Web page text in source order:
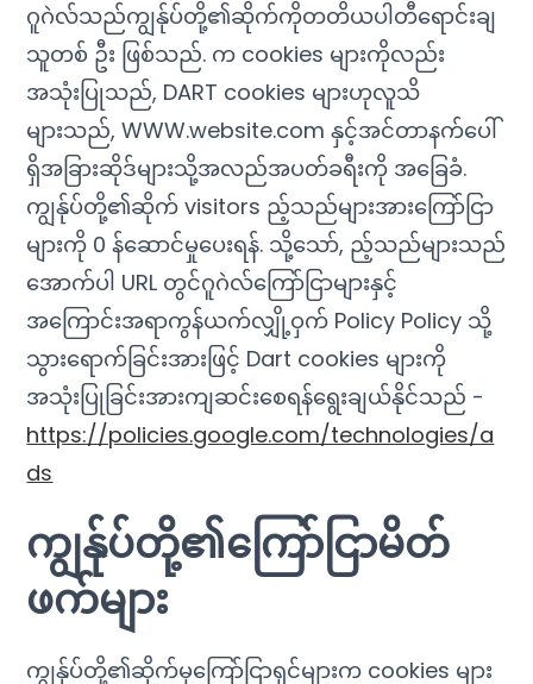
ဂူဂဲလ်သည်ကျွန်ုပ်တို့၏ဆိုက်ကိုတတိယပါတီရောင်းချ
သူတစ် ဦး ဖြစ်သည်. က cookies များကိုလည်း
အသုံးပြုသည်, DART cookies များဟုလူသိ
များသည်, WWW.website.com နှင့်အင်တာနက်ပေါ်
ရှိအခြားဆိုဒ်များသို့အလည်အပတ်ခရီးကို အခြေခံ.
ကျွန်ုပ်တို့၏ဆိုက် visitors ည့်သည်များအားကြော်ငြာ
များကို 0 န်ဆောင်မှုပေးရန်. သို့သော်, ည့်သည်များသည်
အောက်ပါ URL တွင်ဂူဂဲလ်ကြော်ငြာများနှင့်
အကြောင်းအရာကွန်ယက်လျှို့ဝှက် Policy Policy သို့
သွားရောက်ခြင်းအားဖြင့် Dart cookies များကို
အသုံးပြုခြင်းအားကျဆင်းစေရန်ရွေးချယ်နိုင်သည် -
https://policies.google.com/technologies/a
ds
ကျွန်ုပ်တို့၏ကြော်ငြာမိတ်
ဖက်များ
ကျွန်ုပ်တို့၏ဆိုက်မှကြော်ငြာရှင်များက cookies များ